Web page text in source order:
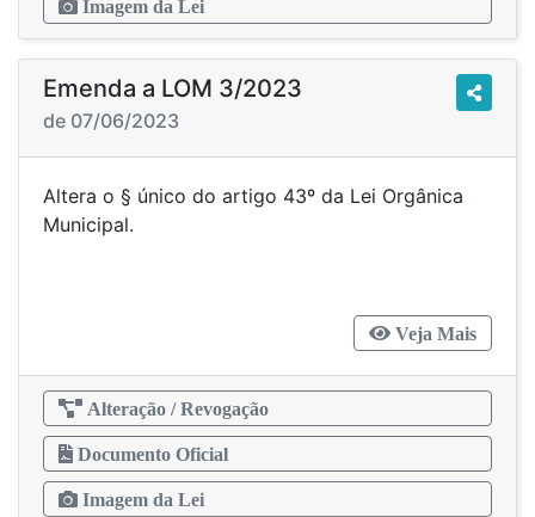
Imagem da Lei
Emenda a LOM 3/2023
de 07/06/2023
Altera o § único do artigo 43º da Lei Orgânica
Municipal.
Veja Mais
Alteração / Revogação
Documento Oficial
Imagem da Lei